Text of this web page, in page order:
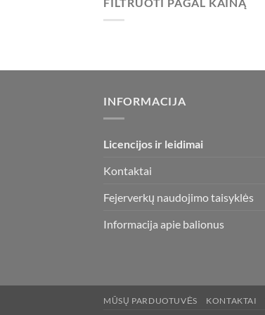
FILTRUOTI PAGAL KAINĄ
INFORMACIJA
Licencijos ir leidimai
Kontaktai
Fejerverkų naudojimo taisyklės
Informacija apie balionus
MŪSŲ PARDUOTUVĖS KONTAKTAI